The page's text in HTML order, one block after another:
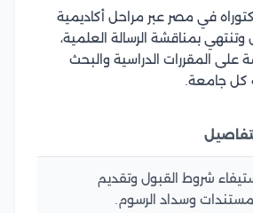
في مصر عبر مراحل أكاديمية
وتنتهي بمناقشة الرسالة العلمية،
على المقررات الدراسية والبحث
كل جامعة.
شروط القبول وتقديم
وسداد الرسوم.